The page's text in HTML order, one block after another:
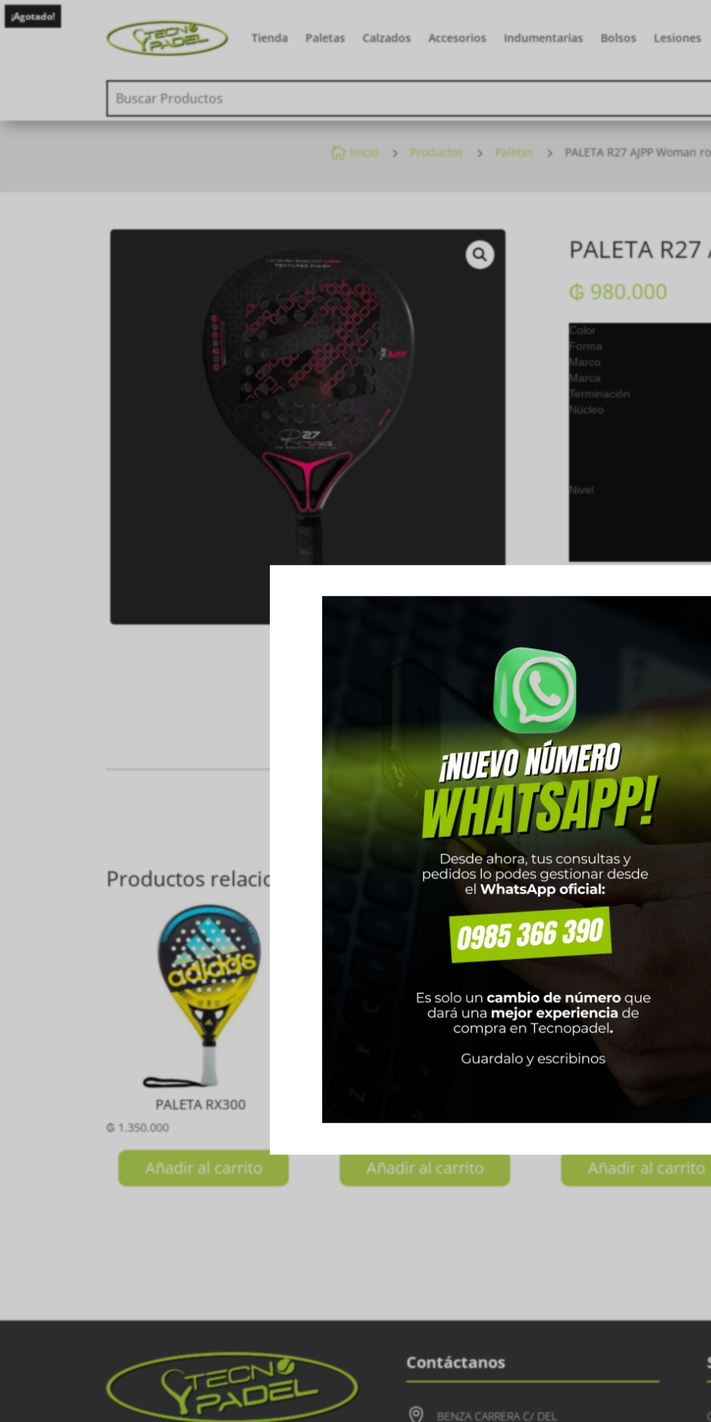
Tienda Paletas Calzados Accesorios Indumentarias Bolsos Lesiones
¡Agotado!
 Inicio 5 Productos 5 Paletas 5 PALETA R27 AJPP Woman
PALETA
₲ 980.000
Color
Forma
Marco
Marca
Terminación
Núcleo
Nivel
¡Agotado!
SKU:
Productos relacionados
PALETA RX300
₲ 1.350.000
Añadir al carrito
₲2.400.000
Añadir al carrito
PALETA RAPTOR 2025
₲2.300.000
Añadir al carrito
Contáctanos
 BENZA CARRERA C/ DEL